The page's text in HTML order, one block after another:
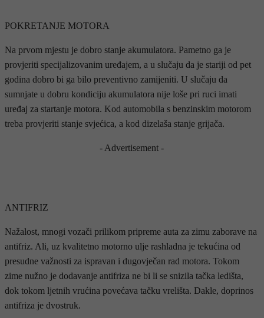
POKRETANJE MOTORA
Na prvom mjestu je dobro stanje akumulatora. Pametno ga je
provjeriti specijalizovanim uređajem, a u slučaju da je stariji od pet
godina dobro bi ga bilo preventivno zamijeniti. U slučaju da
sumnjate u dobru kondiciju akumulatora nije loše pri ruci imati
uređaj za startanje motora. Kod automobila s benzinskim motorom
treba provjeriti stanje svjećica, a kod dizelaša stanje grijača.
- Advertisement -
ANTIFRIZ
Nažalost, mnogi vozači prilikom pripreme auta za zimu zaborave na
antifriz. Ali, uz kvalitetno motorno ulje rashladna je tekućina od
presudne važnosti za ispravan i dugovječan rad motora. Tokom
zime nužno je dodavanje antifriza ne bi li se snizila tačka ledišta,
dok tokom ljetnih vrućina povećava tačku vrelišta. Dakle, doprinos
antifriza je dvostruk.